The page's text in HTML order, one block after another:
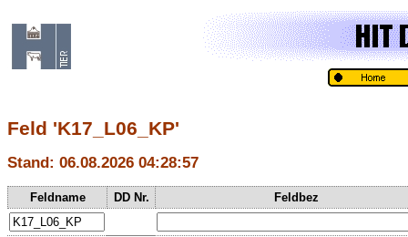
Feld 'K17_L06_KP'
Stand: 06.08.2026 04:28:57
Feldname DD Nr. Feldbez